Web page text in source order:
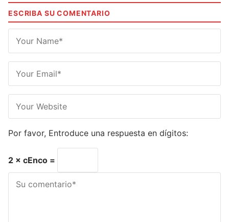
ESCRIBA SU COMENTARIO
Por favor, Entroduce una respuesta en dígitos:
2 × cEnco =